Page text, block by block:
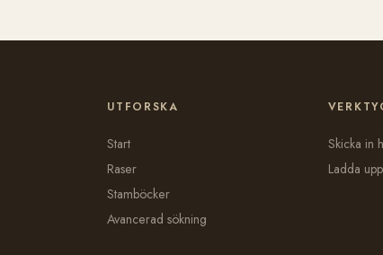
UTFORSKA
Start
Raser
Stamböcker
Avancerad sökning
Skicka in
Ladda